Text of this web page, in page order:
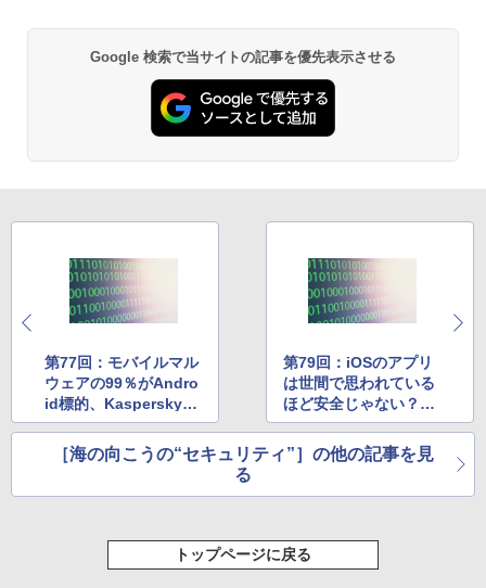
Google 検索で当サイトの記事を優先表示させる
第77回：モバイルマル
ウェアの99％がAndro
id標的、Kasperskyが
報告書 ほか
第79回：iOSのアプリ
は世間で思われている
ほど安全じゃない？
ほか
［海の向こうの“セキュリティ”］の他の記事を見
る
トップページに戻る